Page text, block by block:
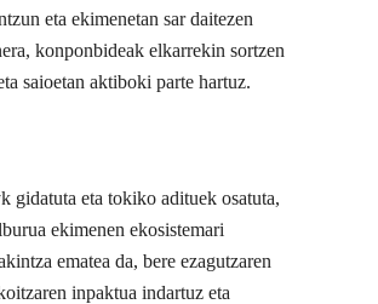
eta ekimenetan sar daitezen
konponbideak elkarrekin sortzen
saioetan aktiboki parte hartuz.
gidatuta eta tokiko adituek osatuta,
ekimenen ekosistemari
ematea da, bere ezagutzaren
inpaktua indartuz eta